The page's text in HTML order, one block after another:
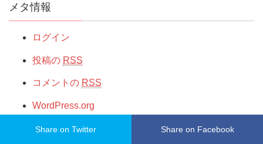
メタ情報
ログイン
投稿の RSS
コメントの RSS
WordPress.org
Share on Twitter Share on Facebook